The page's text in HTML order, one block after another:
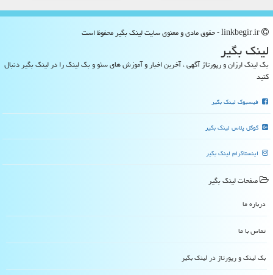
لینك بگیر
بک لینک ارزان و رپورتاژ آگهی ، آخرین اخبار و آموزش های سئو و بک لینک را در لینک بگیر دنبال
کنید
فیسبوک لینک بگیر
گوگل پلاس لینک بگیر
اینستاگرام لینک بگیر
صفحات لینك بگیر
درباره ما
تماس با ما
بک لینک و رپورتاژ در لینك بگیر